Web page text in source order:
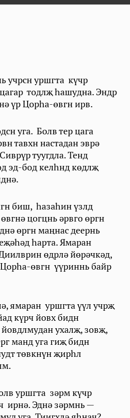
учрсн уршгта күчр
тодлҗ һашудна. Эндр
үр Цорһа-өвгн ирв.
уга. Болв тер цага
тавхн настадан эврә
туугдла. Тенд
эд-бод келһнд көдлҗ
биш, һазаһин үзлд
цогцнь әрвго өргн
өргн маңнас деернь
һарта. Ямаран
өдрлә йөрәчкәд,
Цорһа-өвгн үүриннь байр
ямаран уршгта үүл учрҗ
күрч йовх бидн
ухалҗ, зовҗ,
манд уга гиҗ бидн
төвкнүн җирһл
уршгта зәрм күчр
ирнә. Эднә зәрмнь —